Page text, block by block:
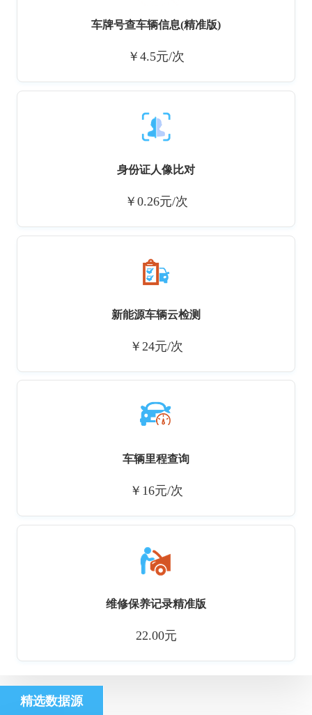
车牌号查车辆信息(精准版)
￥4.5元/次
身份证人像比对
￥0.26元/次
新能源车辆云检测
￥24元/次
车辆里程查询
￥16元/次
维修保养记录精准版
22.00元
精选数据源